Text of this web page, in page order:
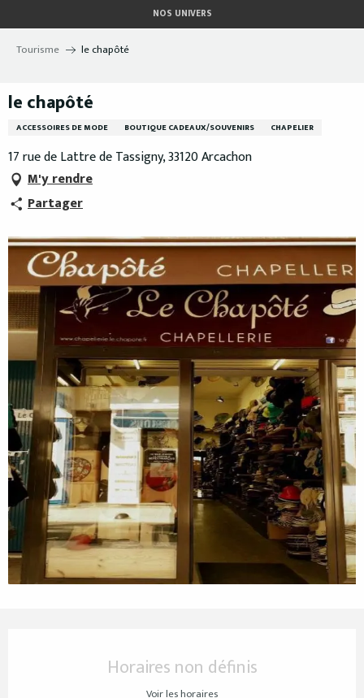
au
contenu
NOS UNIVERS
Tourisme le chapôté
le chapôté
ACCESSOIRES DE MODE BOUTIQUE CADEAUX/SOUVENIRS CHAPELIER
17 rue de Lattre de Tassigny, 33120 Arcachon
M'y rendre
Partager
Horaires non définis